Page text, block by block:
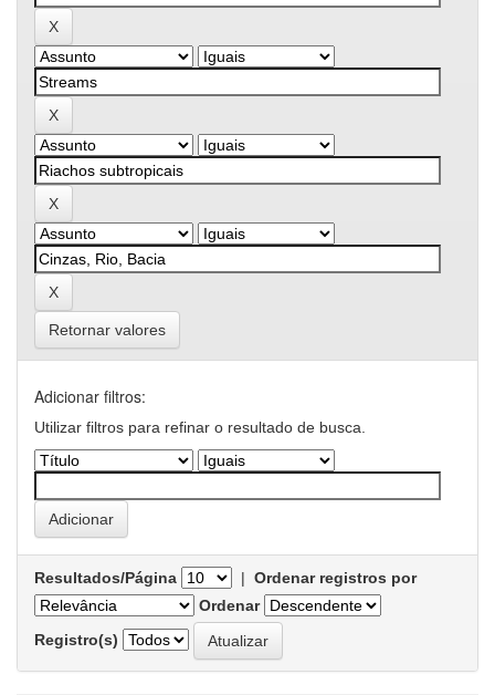
Retornar valores
Adicionar filtros:
Utilizar filtros para refinar o resultado de busca.
Resultados/Página | Ordenar registros por
Ordenar
Registro(s)